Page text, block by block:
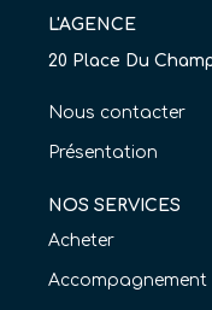
L'AGENCE
20 Place Du
Nous contacter
Présentation
NOS SERVICES
Acheter
Accompagnement